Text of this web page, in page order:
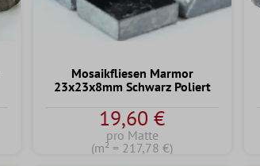
Mosaikfliesen Marmor
23x23x8mm Schwarz Poliert
19,60 €
pro Matte
(m² = 217,78 €)